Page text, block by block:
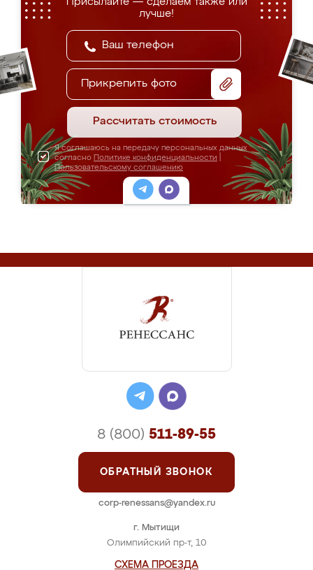
лучше!
Прикрепить фото
Рассчитать стоимость
Я соглашаюсь на передачу персональных данных
согласно Политике конфиденциальности
Пользовательскому соглашению
г. Мытищи
Олимпийский пр-т, 10
СХЕМА ПРОЕЗДА
8 (800) 511-89-55
ОБРАТНЫЙ ЗВОНОК
corp-renessans@yandex.ru